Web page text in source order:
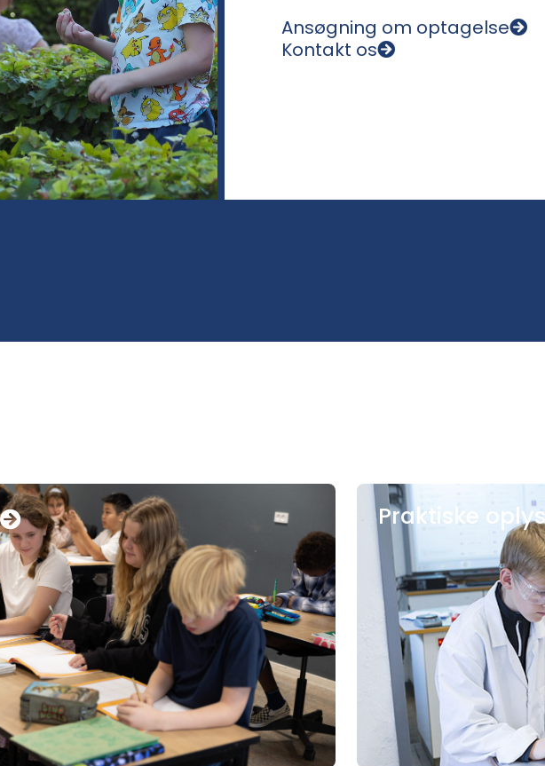
Ansøgning om optagelse
Kontakt os
Praktiske